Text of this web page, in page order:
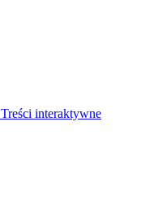
Treści interaktywne